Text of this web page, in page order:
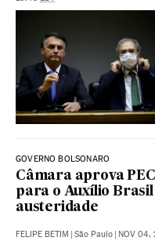
GOVERNO BOLSONARO
Câmara aprova
para o Auxílio
austeridade
FELIPE BETIM | São Paulo | NOV 04,